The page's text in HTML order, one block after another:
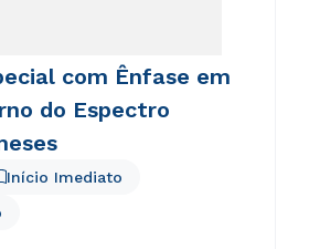
com Ênfase em
do Espectro
Início Imediato